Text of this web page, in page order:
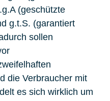
(geschützte
g.t.S. (garantiert
sollen
die Verbraucher mit
es sich wirklich um